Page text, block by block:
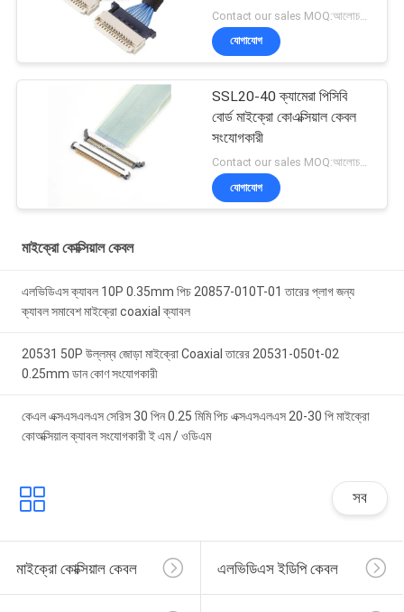
কোএক্সিয়াল ক্যাবল
যোগাযোগ
SSL20-40 ক্যামেরা পিসিবি
বোর্ড মাইক্রো কোএক্সিয়াল কেবল
সংযোগকারী
Contact our sales MOQ:আলোচনাযোগ্য
যোগাযোগ
মাইক্রো কোক্সিয়াল কেবল
এলভিডিএস ক্যাবল 10P 0.35mm পিচ 20857-010T-01 তারের প্লাগ জন্য
ক্যাবল সমাবেশ মাইক্রো coaxial ক্যাবল
20531 50P উল্লম্ব জোড়া মাইক্রো Coaxial তারের 20531-050t-02
0.25mm ডান কোণ সংযোগকারী
কেএল এক্সএসএলএস সেরিস 30 পিন 0.25 মিমি পিচ এক্সএসএলএস 20-30 পি মাইক্রো
কোঅক্সিয়াল ক্যাবল সংযোগকারী ই এম / ওডিএম
সব
মাইক্রো কোক্সিয়াল কেবল এলভিডিএস ইডিপি কেবল